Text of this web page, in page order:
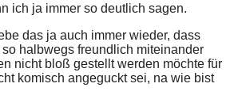
ich ja immer so deutlich sagen.
das ja auch immer wieder, dass
halbwegs freundlich miteinander
nicht bloß gestellt werden möchte für
komisch angeguckt sei, na wie bist